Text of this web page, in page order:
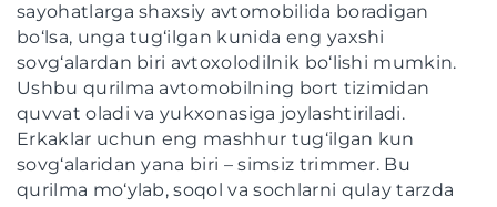
sayohatlarga shaxsiy avtomobilida boradigan
bo‘lsa, unga tug‘ilgan kunida eng yaxshi
sovg‘alardan biri avtoxolodilnik bo‘lishi mumkin.
Ushbu qurilma avtomobilning bort tizimidan
quvvat oladi va yukxonasiga joylashtiriladi.
Erkaklar uchun eng mashhur tug‘ilgan kun
sovg‘alaridan yana biri – simsiz trimmer. Bu
qurilma mo‘ylab, soqol va sochlarni qulay tarzda